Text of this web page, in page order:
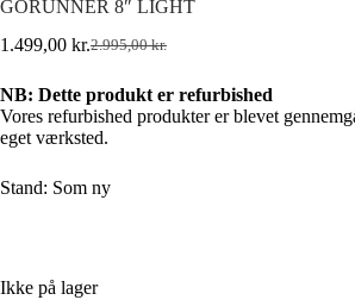
GORUNNER 8″ LIGHT
2.995,00kr.
1.499,00 kr.
NB: Dette produkt er refurbished
Vores refurbished produkter er blevet
eget værksted.
Stand: Som ny
Ikke på lager